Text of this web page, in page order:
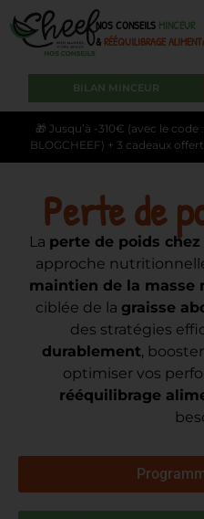
NOS CONSEILS MINCEUR
&RÉÉQUILIBRAGE
BILAN MINCEUR
🎁 Jusqu’à -310€ (avec le code :
BLOGCHEEF) + 3 cadeaux
Perte de
La perte de poids chez
approche
maintien de la masse
ciblée de la graisse
des stratégies
durablement,
optimiser vos
rééquilibrage